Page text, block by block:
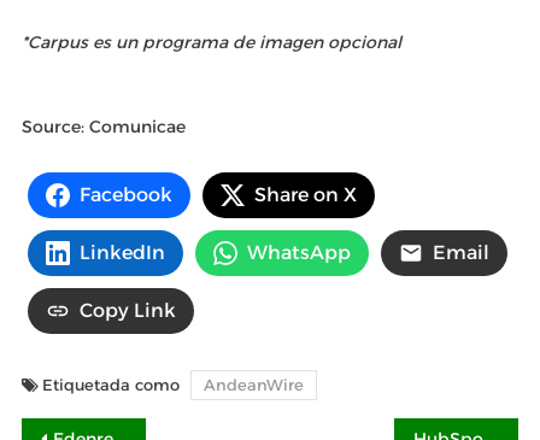
*Carpus es un programa de imagen opcional
Source: Comunicae
Facebook Share on X
LinkedIn WhatsApp Email
Copy Link
Etiquetada como AndeanWire